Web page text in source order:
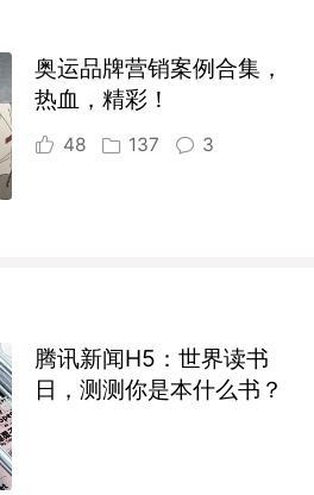
奥运品牌营销案例合集，
热血，精彩！
48 137 3
腾讯新闻H5：世界读书
日，测测你是本什么书？